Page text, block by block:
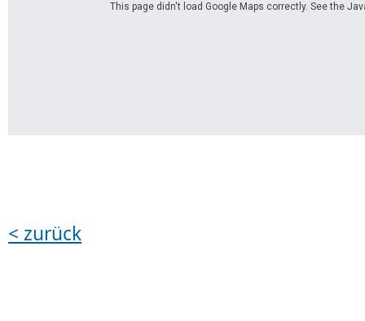
This page didn't load Google Maps correctly. See the
< zurück